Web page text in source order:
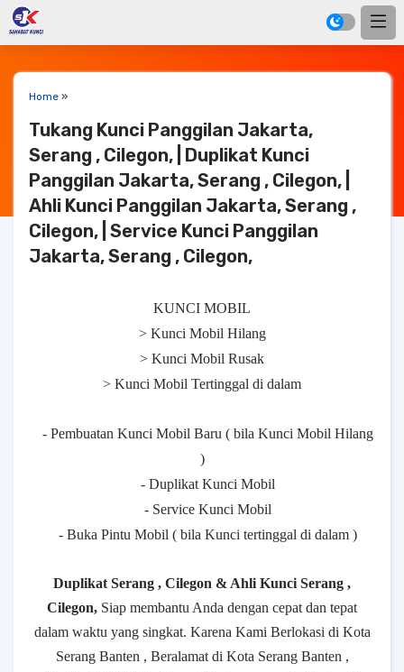
Home »
Tukang Kunci Panggilan Jakarta,
Serang , Cilegon, | Duplikat Kunci
Panggilan Jakarta, Serang , Cilegon, |
Ahli Kunci Panggilan Jakarta, Serang ,
Cilegon, | Service Kunci Panggilan
Jakarta, Serang , Cilegon,
KUNCI MOBIL
> Kunci Mobil Hilang
> Kunci Mobil Rusak
> Kunci Mobil Tertinggal di dalam
- Pembuatan Kunci Mobil Baru ( bila Kunci Mobil Hilang
)
- Duplikat Kunci Mobil
- Service Kunci Mobil
- Buka Pintu Mobil ( bila Kunci tertinggal di dalam )
Duplikat Serang , Cilegon & Ahli Kunci Serang ,
Cilegon, Siap membantu Anda dengan cepat dan tepat
dalam waktu yang singkat. Karena Kami Berlokasi di Kota
Serang Banten , Beralamat di Kota Serang Banten ,